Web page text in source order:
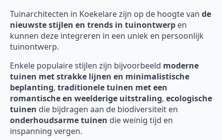
Tuinarchitecten in Koekelare zijn op de hoogte van de
nieuwste stijlen en trends in tuinontwerp en
kunnen deze integreren in een uniek en persoonlijk
tuinontwerp.
Enkele populaire stijlen zijn bijvoorbeeld moderne
tuinen met strakke lijnen en minimalistische
beplanting, traditionele tuinen met een
romantische en weelderige uitstraling, ecologische
tuinen die bijdragen aan de biodiversiteit en
onderhoudsarme tuinen die weinig tijd en
inspanning vergen.